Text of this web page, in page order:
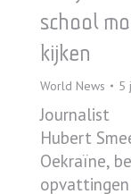
school
kijken
World News 5
Journalist
Hubert
Oekraïne,
opvattingen